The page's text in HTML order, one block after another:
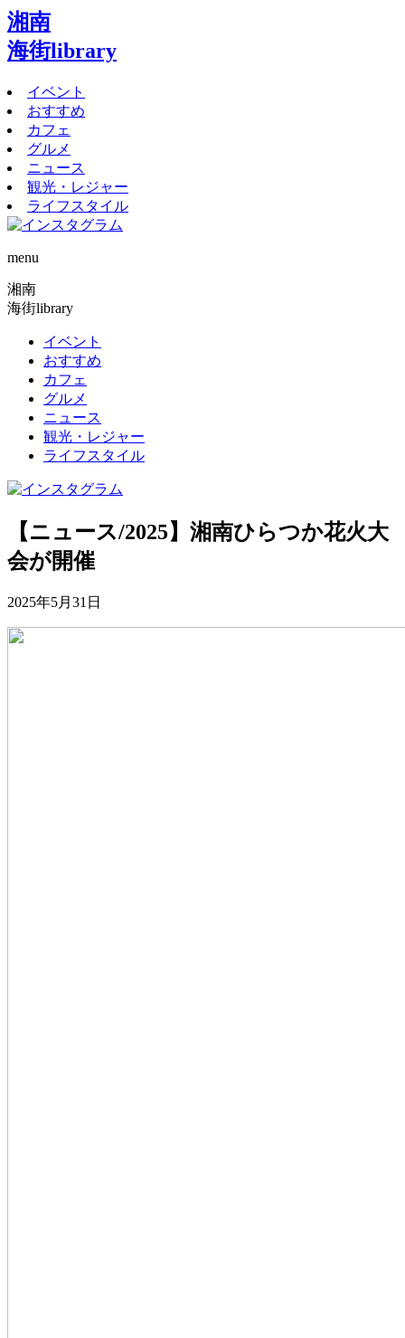
湘南
海街library
イベント
おすすめ
カフェ
グルメ
ニュース
観光・レジャー
ライフスタイル
menu
湘南
海街library
イベント
おすすめ
カフェ
グルメ
ニュース
観光・レジャー
ライフスタイル
【ニュース/2025】湘南ひらつか花火大
会が開催
2025年5月31日